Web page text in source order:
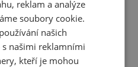
4 provozovny
reklam a analýze
soubory cookie.
našich
našimi reklamními
kteří je mohou